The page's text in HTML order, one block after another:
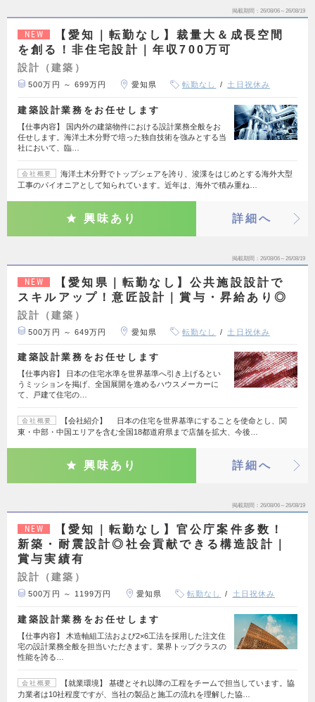
掲載期間 26/08/06～26/08/19
NEW
【愛知｜転勤なし】裁量大＆成長空間
を創る！非住宅設計｜年収700万可
設計（建築）
500万円 ～ 699万円 愛知県 転勤なし 土日祝休み
建築設計業務をお任せします
【仕事内容】 国内外の建築物件における設計業務全般をお
任せします。海洋土木分野で培った独自技術を強みとする当
社において、臨…
会社概要
海洋土木分野でトップシェアを誇り、浚渫をはじめとする海外大型
工事のパイオニアとして知られています。近年は、海外で積み重ね…
興味あり 詳細へ
掲載期間 26/08/06～26/08/19
NEW
【愛知県｜転勤なし】公共施設設計で
スキルアップ！意匠設計｜賞与・昇給あり◎
設計（建築）
500万円 ～ 649万円 愛知県 転勤なし 土日祝休み
建築設計業務をお任せします
【仕事内容】 日本の住宅水準を世界基準へ引き上げるとい
うミッションを掲げ、全国展開を進めるハウスメーカーに
て、戸建て住宅の…
会社概要
【会社紹介】 日本の住宅を世界基準にすることを使命とし、関
東・中部・中国エリアを含む全国18都道府県まで店舗を拡大、今後…
興味あり 詳細へ
掲載期間 26/08/06～26/08/19
NEW
【愛知｜転勤なし】官公庁案件多数！
新築・耐震設計◎社会貢献できる構造設計｜
賞与実績有
設計（建築）
500万円 ～ 1199万円 愛知県 転勤なし 土日祝休み
建築設計業務をお任せします
【仕事内容】 木造軸組工法および2×6工法を採用した注文住
宅の設計業務全般を担当いただきます。業界トップクラスの
性能を誇る…
会社概要
【就業環境】 基礎とそれ以降の工程をチームで担当しています。協
力業者は10社程度ですが、当社の製品と施工の流れを理解した協…